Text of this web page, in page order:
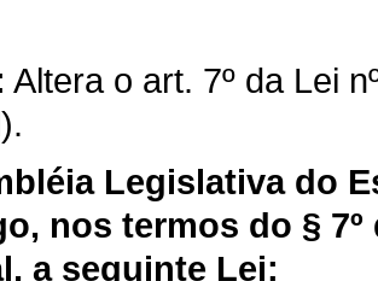
Altera o art. 7º da Lei
Legislativa do
nos termos do §
a seguinte Lei: